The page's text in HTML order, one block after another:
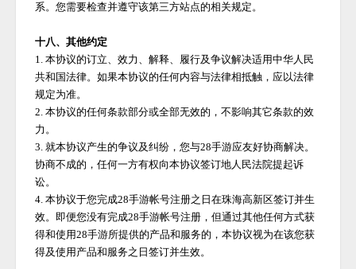
系。您需要检查并遵守该第三方站点的相关规定。
十八、其他约定
1. 本协议的订立、效力、解释、履行及争议解决适用中华人民
共和国法律。如果本协议的任何内容与法律相抵触，应以法律
规定为准。
2. 本协议的任何条款部分或全部无效的，不影响其它条款的效
力。
3. 就本协议产生的争议及纠纷，您与28手游应友好协商解决。
协商不成的，任何一方有权向本协议签订地人民法院提起诉
讼。
4. 本协议于您完成28手游帐号注册之日在珠海高新区签订并生
效。即便您没有完成28手游帐号注册，但通过其他任何方式获
得和使用28手游所提供的产品和服务的，本协议视为在该您获
得及使用产品和服务之日签订并生效。